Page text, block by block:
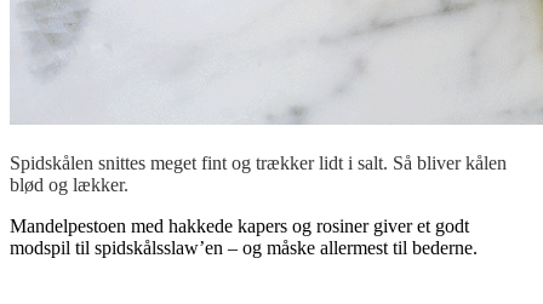
Spidskålen snittes meget fint og trækker lidt i salt. Så bliver kålen
blød og lækker.
Mandelpestoen med hakkede kapers og rosiner giver et godt
modspil til spidskålsslaw’en – og måske allermest til bederne.